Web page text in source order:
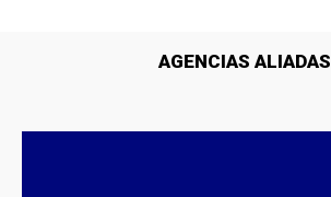
AGENCIAS ALIADAS